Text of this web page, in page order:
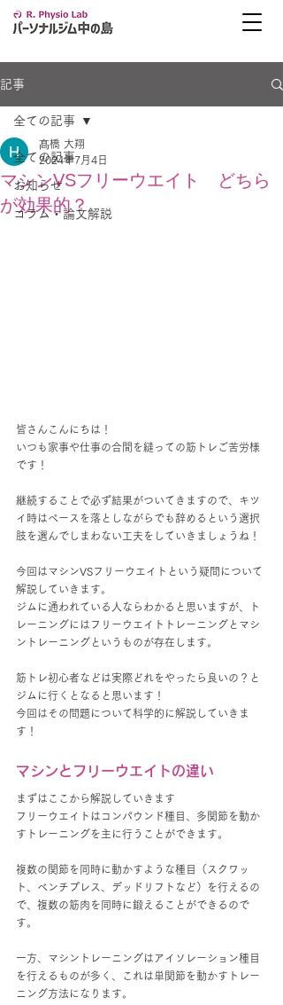
記事
全ての記事
お知らせ
コラム・論文解説
全ての記事
マシンVSフリーウエイト どちら
が効果的？
髙橋 大翔
2024年7月4日
皆さんこんにちは！
いつも家事や仕事の合間を縫っての筋トレご苦労様
です！
継続することで必ず結果がついてきますので、キツ
イ時はペースを落としながらでも辞めるという選択
肢を選んでしまわない工夫をしていきましょうね！
今回はマシンVSフリーウエイトという疑問について
解説していきます。
ジムに通われている人ならわかると思いますが、ト
レーニングにはフリーウエイトトレーニングとマシ
ントレーニングというものが存在します。
筋トレ初心者などは実際どれをやったら良いの？と
ジムに行くとなると思います！
今回はその問題について科学的に解説していきま
す！
マシンとフリーウエイトの違い
まずはここから解説していきます
フリーウエイトはコンパウンド種目、多関節を動か
すトレーニングを主に行うことができます。
複数の関節を同時に動かすような種目（スクワッ
ト、ベンチプレス、デッドリフトなど）を行えるの
で、複数の筋肉を同時に鍛えることができるので
す。
一方、マシントレーニングはアイソレーション種目
を行えるものが多く、これは単関節を動かすトレー
ニング方法になります。